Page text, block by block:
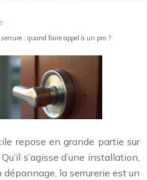
: quand faire appel à un pro ?
repose en grande partie sur
s’agisse d’une installation,
dépannage, la serrurerie est un